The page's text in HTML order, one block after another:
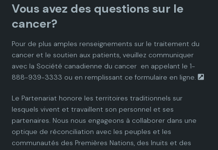
d
a
n
P
a
d
a
n
P
a
d
a
n
P
a
d
a
n
P
a
d
a
n
P
a
Vous avez des questions sur le
cancer?
Pour de plus amples renseignements sur le traitement du
cancer et le soutien aux patients, veuillez communiquer
avec la Société canadienne du cancer en appelant le 1-
888-939-3333 ou en remplissant ce formulaire en ligne.
Le Partenariat honore les territoires traditionnels sur
lesquels vivent et travaillent son personnel et ses
partenaires. Nous nous engageons à collaborer dans une
optique de réconciliation avec les peuples et les
communautés des Premières Nations, des Inuits et des